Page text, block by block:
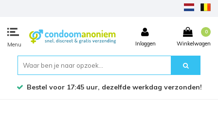
Menu Inloggen
0
Winkelwagen
Bestel voor 17:45 uur, dezelfde werkdag verzonden!